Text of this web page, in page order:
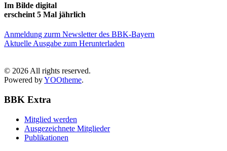
Im Bilde digital
erscheint 5 Mal jährlich
Anmeldung zurm Newsletter des BBK-Bayern
Aktuelle Ausgabe zum Herunterladen
© 2026 All rights reserved.
Powered byYOOtheme.
BBK Extra
Mitglied werden
Ausgezeichnete Mitglieder
Publikationen